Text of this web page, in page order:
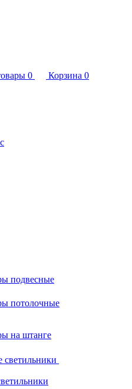
0 Корзина 0
подвесные
потолочные
на штанге